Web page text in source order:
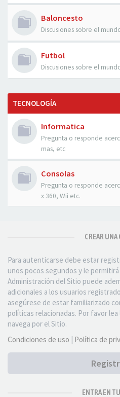
Baloncesto
Discusiones sobre el
Futbol
Discusiones sobre el
TECNOLOGÍA
Informatica
Pregunta o responde
mas, etc
Consolas
Pregunta o responde
x 360, Wii etc.
CREAR UNA
Para autenticarse debe estar
unos pocos segundos y le
Administración del Sitio puede
adicionales a los usuarios
asegúrese de estar familiarizado
políticas relacionadas. Por favor
navega por el Sitio.
Condiciones de uso | Política de
ENTRA EN